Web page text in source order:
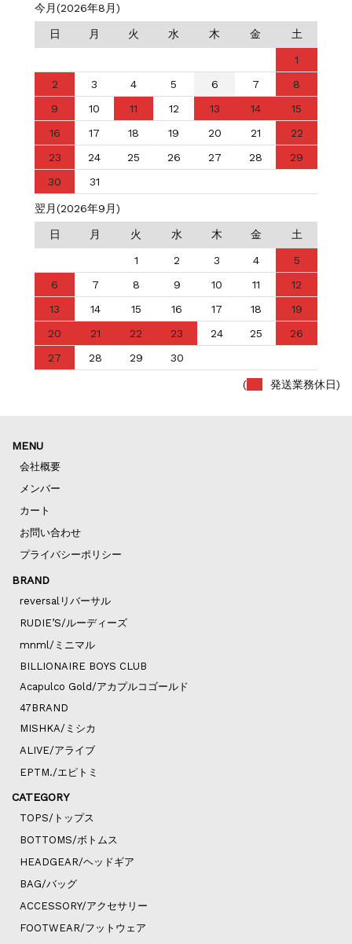
今月(2026年8月)
日 月 火 水 木 金 土
1
2
3 4 5 6 7
8
9
10 11 12 13 14
15
16
17 18 19 20 21
22
23
24 25 26 27 28
29
30
31
翌月(2026年9月)
日 月 火 水 木 金 土
1 2 3 4
5
6
7 8 9 10 11
12
13
14 15 16 17 18
19
20
21 22 23 24 25
26
27
28 29 30
( 発送業務休日)
MENU
会社概要
メンバー
カート
お問い合わせ
プライバシーポリシー
BRAND
reversalリバーサル
RUDIE’S/ルーディーズ
mnml/ミニマル
BILLIONAIRE BOYS CLUB
Acapulco Gold/アカプルコゴールド
47BRAND
MISHKA/ミシカ
ALIVE/アライブ
EPTM./エピトミ
CATEGORY
TOPS/トップス
BOTTOMS/ボトムス
HEADGEAR/ヘッドギア
BAG/バッグ
ACCESSORY/アクセサリー
FOOTWEAR/フットウェア